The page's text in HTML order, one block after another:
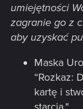
umiejętności
zagranie go z
aby uzyskać
Maska
“Rozkaz:
kartę i